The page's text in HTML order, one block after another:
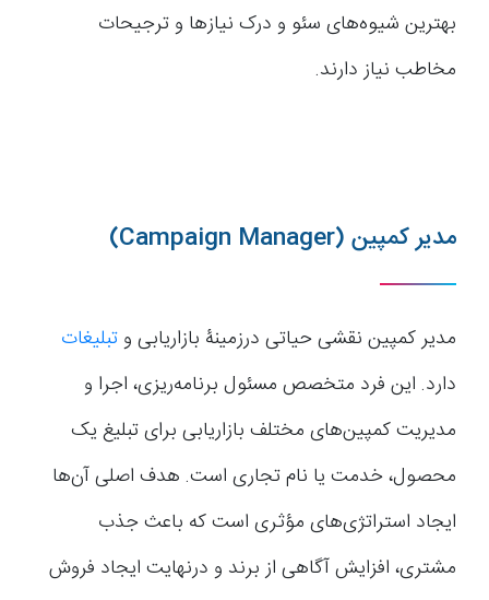
بهترین شیوه‌های سئو و درک نیازها و ترجیحات
مخاطب نیاز دارند.
مدیر کمپین (Campaign Manager)
مدیر کمپین نقشی حیاتی درزمینۀ بازاریابی وتبلیغات
دارد. این فرد متخصص مسئول برنامه‌ریزی، اجرا و
مدیریت کمپین‌های مختلف بازاریابی برای تبلیغ یک
محصول، خدمت یا نام تجاری است. هدف اصلی آن‌ها
ایجاد استراتژی‌های مؤثری است که باعث جذب
مشتری، افزایش آگاهی از برند و درنهایت ایجاد فروش